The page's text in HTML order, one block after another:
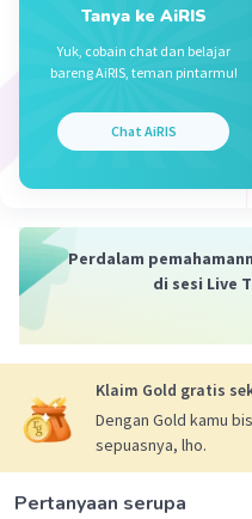
= 27 ÷ 16
= / 16
Beri Rating·0.0(0)
Tanya ke AiRIS
Yuk, cobain chat dan belajar
bareng AiRIS, teman pintarmu!
Chat AiRIS
Perdalam
di sesi Live
Klaim Gold gratis
Dengan Gold kamu
sepuasnya, lho.
Pertanyaan serupa